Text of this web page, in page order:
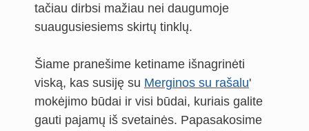
tačiau dirbsi mažiau nei daugumoje
suaugusiesiems skirtų tinklų.
Šiame pranešime ketiname išnagrinėti
viską, kas susiję su Merginos su rašalu'
mokėjimo būdai ir visi būdai, kuriais galite
gauti pajamų iš svetainės. Papasakosime